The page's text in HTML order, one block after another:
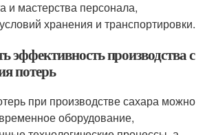
и мастерства персонала,
хранения и транспортировки.
эффективность производства с
потерь
при производстве сахара можно
оборудование,